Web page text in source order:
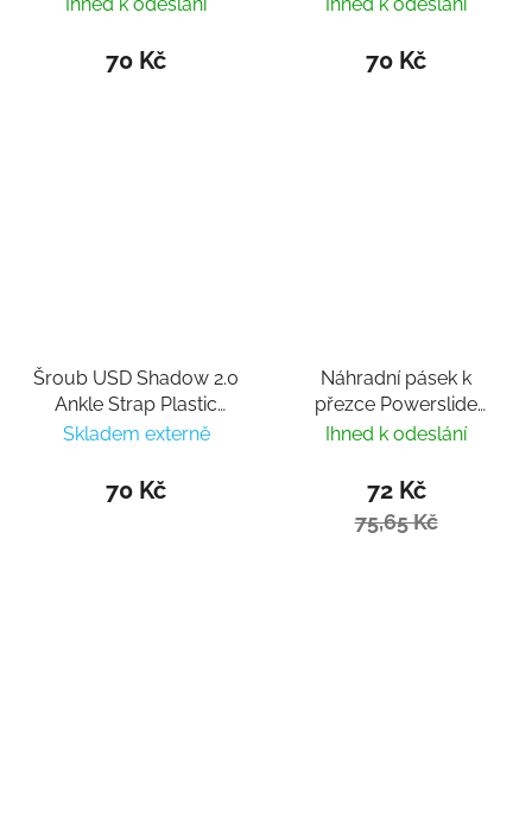
70 Kč 70 Kč
Šroub USD Shadow 2.0
Ankle Strap Plastic
Screw (1ks)
Skladem externě
70 Kč
Náhradní pásek k
přezce Powerslide
Force, Crown Buckle
Ihned k odeslání
72 Kč
75,65 Kč